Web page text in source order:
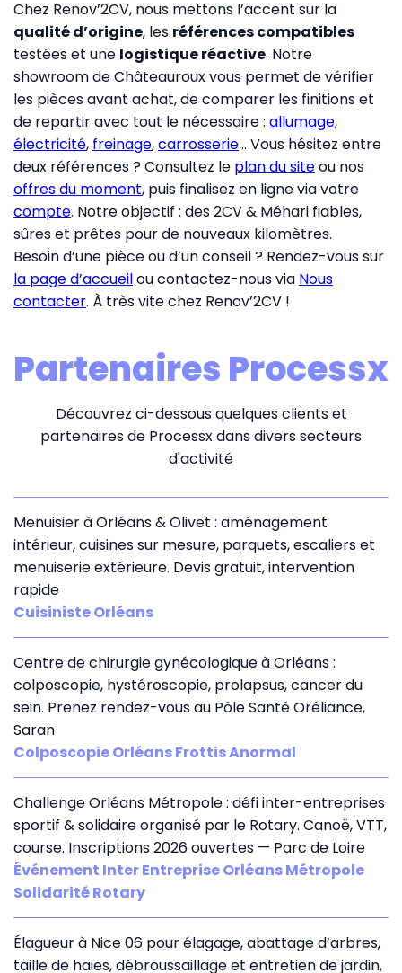
Chez Renov’2CV, nous mettons l’accent sur la
qualité d’origine, les références compatibles
testées et une logistique réactive. Notre
showroom de Châteauroux vous permet de vérifier
les pièces avant achat, de comparer les finitions et
de repartir avec tout le nécessaire : allumage,
électricité, freinage,carrosserie… Vous hésitez entre
deux références ? Consultez le plan du siteou nos
offres du moment, puis finalisez en ligne via votre
compte. Notre objectif : des 2CV & Méhari fiables,
sûres et prêtes pour de nouveaux kilomètres.
Besoin d’une pièce ou d’un conseil ? Rendez-vous sur
la page d’accueilou contactez-nous via Nous
contacter. À très vite chez Renov’2CV !
Partenaires Processx
Découvrez ci-dessous quelques clients et
partenaires de Processx dans divers secteurs
d'activité
Menuisier à Orléans & Olivet : aménagement
intérieur, cuisines sur mesure, parquets, escaliers et
menuiserie extérieure. Devis gratuit, intervention
rapide
Cuisiniste Orléans
Centre de chirurgie gynécologique à Orléans :
colposcopie, hystéroscopie, prolapsus, cancer du
sein. Prenez rendez-vous au Pôle Santé Oréliance,
Saran
Colposcopie Orléans Frottis Anormal
Challenge Orléans Métropole : défi inter-entreprises
sportif & solidaire organisé par le Rotary. Canoë, VTT,
course. Inscriptions 2026 ouvertes — Parc de Loire
Événement Inter Entreprise Orléans Métropole
Solidarité Rotary
Élagueur à Nice 06 pour élagage, abattage d’arbres,
taille de haies, débroussaillage et entretien de jardin,